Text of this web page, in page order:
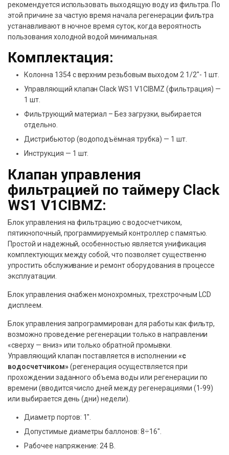
рекомендуется использовать выходящую воду из фильтра. По
этой причине за частую время начала регенерации фильтра
устанавливают в ночное время суток, когда вероятность
пользования холодной водой минимальная.
Комплектация:
Колонна 1354 с верхним резьбовым выходом 2 1/2″- 1 шт.
Управляющий клапан Clack WS1 V1CIBMZ (фильтрация) —
1 шт.
Фильтрующий материал – Без загрузки, выбирается
отдельно.
Дистрибьютор (водоподъёмная трубка) — 1 шт.
Инструкция — 1 шт.
Клапан управления
фильтрацией по таймеру Clack
WS1 V1CIBMZ:
Блок управления на фильтрацию с водосчетчиком,
пятикнопочный, программируемый контроллер с памятью.
Простой и надежный, особенностью является унификация
комплектующих между собой, что позволяет существенно
упростить обслуживание и ремонт оборудования в процессе
эксплуатации.
Блок управления снабжен монохромных, трехстрочным LCD
дисплеем.
Блок управления запрограммирован для работы как фильтр,
возможно проведение регенерации только в направлении
«сверху — вниз» или только обратной промывки.
Управляющий клапан поставляется в исполнении «с
водосчетчиком»(регенерация осуществляется при
прохождении заданного объема воды или регенерации по
времени (вводится число дней между регенерациями (1-99)
или выбирается день (дни) недели).
Диаметр портов: 1″.
Допустимые диаметры баллонов: 8÷16″.
Рабочее напряжение: 24 В.